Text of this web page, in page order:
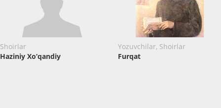
Shoirlar
Haziniy Xo‘qandiy
Yozuvchilar, Shoirlar
Furqat